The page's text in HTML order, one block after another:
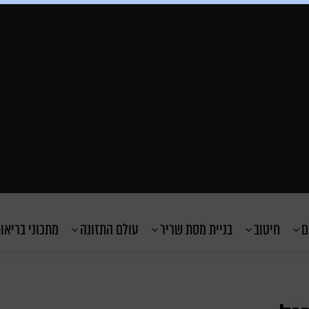
חיטוב בניית מסת שריר עולם התזונה מתכוני